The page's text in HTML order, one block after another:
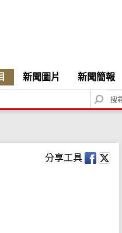
新聞圖片 新聞簡報
S
e
c
h
分享工具